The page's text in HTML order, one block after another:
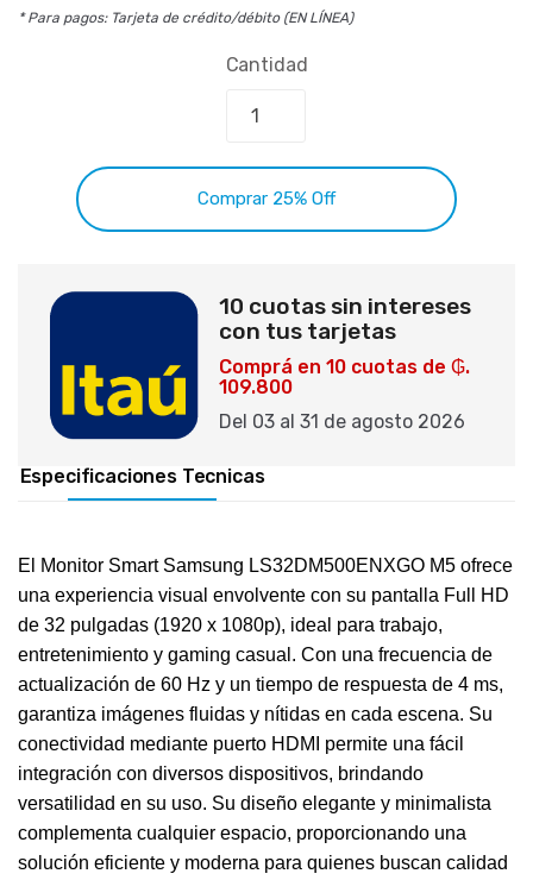
* Para pagos: Tarjeta de crédito/débito (EN LÍNEA)
Cantidad
Comprar 25% Off
10 cuotas sin intereses
con tus tarjetas
Comprá en 10 cuotas de ₲.
109.800
Del 03 al 31 de agosto 2026
Especificaciones Tecnicas
El Monitor Smart Samsung LS32DM500ENXGO M5 ofrece
una experiencia visual envolvente con su pantalla Full HD
de 32 pulgadas (1920 x 1080p), ideal para trabajo,
entretenimiento y gaming casual. Con una frecuencia de
actualización de 60 Hz y un tiempo de respuesta de 4 ms,
garantiza imágenes fluidas y nítidas en cada escena. Su
conectividad mediante puerto HDMI permite una fácil
integración con diversos dispositivos, brindando
versatilidad en su uso. Su diseño elegante y minimalista
complementa cualquier espacio, proporcionando una
solución eficiente y moderna para quienes buscan calidad